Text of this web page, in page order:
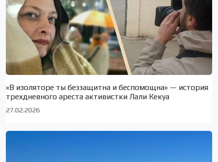
«В изоляторе ты беззащитна и беспомощна» — история
трехдневного ареста активистки Лали Кекуа
27.02.2026